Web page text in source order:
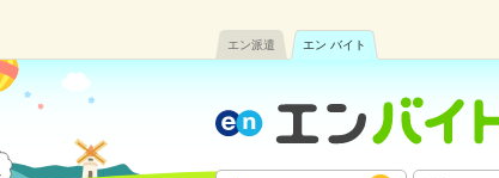
エン派遣 エン バイト